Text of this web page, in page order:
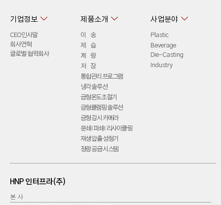
기업정보 
CEO인사말
회사연혁
글로벌 협력회사
제품소개 
이 송
제 습
계 량
저 장
통합관리 프로그램
냉각 솔루션
금형온도조절기
금형클램핑 솔루션
금형 감시 카메라
분쇄 I 파쇄 I 리사이클링
재생 압출 성형기
정량 공급 시스템
사업분야 
Plastic
Beverage
Die-Casting
Industry
HNP 인터프라(주)
본 사